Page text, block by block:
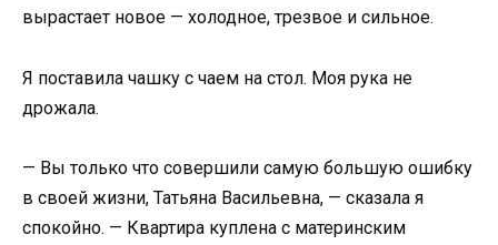
вырастает новое — холодное, трезвое и сильное.
Я поставила чашку с чаем на стол. Моя рука не
дрожала.
— Вы только что совершили самую большую ошибку
в своей жизни, Татьяна Васильевна, — сказала я
спокойно. — Квартира куплена с материнским